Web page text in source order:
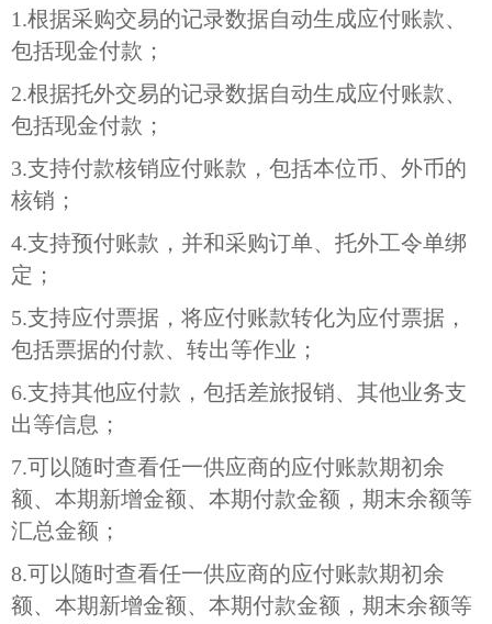
1.根据采购交易的记录数据自动生成应付账款、
包括现金付款；
2.根据托外交易的记录数据自动生成应付账款、
包括现金付款；
3.支持付款核销应付账款，包括本位币、外币的
核销；
4.支持预付账款，并和采购订单、托外工令单绑
定；
5.支持应付票据，将应付账款转化为应付票据，
包括票据的付款、转出等作业；
6.支持其他应付款，包括差旅报销、其他业务支
出等信息；
7.可以随时查看任一供应商的应付账款期初余
额、本期新增金额、本期付款金额，期末余额等
汇总金额；
8.可以随时查看任一供应商的应付账款期初余
额、本期新增金额、本期付款金额，期末余额等